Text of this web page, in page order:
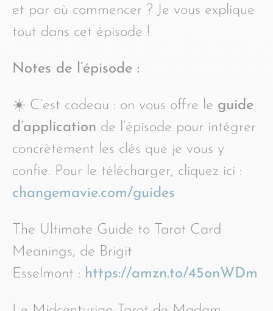
et par où commencer ? Je vous explique
tout dans cet épisode !
Notes de l’épisode :
☀️ C’est cadeau : on vous offre le guide
d’application de l’épisode pour intégrer
concrètement les clés que je vous y
confie. Pour le télécharger, cliquez ici :
changemavie.com/guides
The Ultimate Guide to Tarot Card
Meanings, de Brigit
Esselmont : https://amzn.to/45onWDm